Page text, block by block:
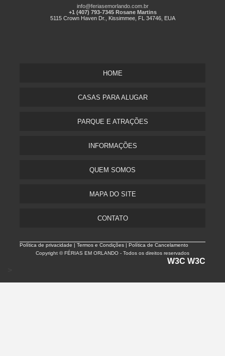
info@feriasemorlando.com.br
+1 (407) 793-7345 Rosane Martins
5115 Crown Haven Dr., Kissimmee, FL 34746, EUA
HOME
CASAS PARA ALUGAR
PARQUE E ATRAÇÕES
INFORMAÇÕES
QUEM SOMOS
MAPA DO SITE
CONTATO
Política de privacidade |Termos e Condições | Política de Cancelamento
Copyright © FÉRIAS EM ORLANDO - Todos os direitos reservados
W3C W3C